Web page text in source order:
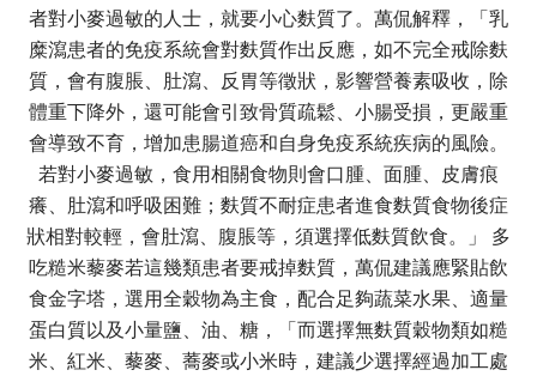
者對小麥過敏的人士，就要小心麩質了。萬侃解釋，「乳
糜瀉患者的免疫系統會對麩質作出反應，如不完全戒除麩
質，會有腹脹、肚瀉、反胃等徵狀，影響營養素吸收，除
體重下降外，還可能會引致骨質疏鬆、小腸受損，更嚴重
會導致不育，增加患腸道癌和自身免疫系統疾病的風險。
若對小麥過敏，食用相關食物則會口腫、面腫、皮膚痕
癢、肚瀉和呼吸困難；麩質不耐症患者進食麩質食物後症
狀相對較輕，會肚瀉、腹脹等，須選擇低麩質飲食。」 多
吃糙米藜麥若這幾類患者要戒掉麩質，萬侃建議應緊貼飲
食金字塔，選用全穀物為主食，配合足夠蔬菜水果、適量
蛋白質以及小量鹽、油、糖，「而選擇無麩質穀物類如糙
米、紅米、藜麥、蕎麥或小米時，建議少選擇經過加工處